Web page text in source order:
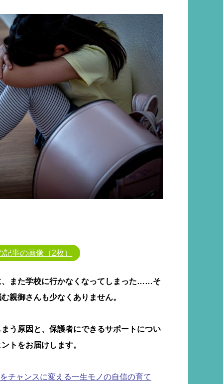
記事の画像（2枚）
、また学校に行かなくなってしまった……そ
親御さんも少なくありません。
う原因と、保護者にできるサポートについ
トをお届けします。
チャンスに変える一生モノの自信の育て